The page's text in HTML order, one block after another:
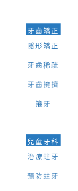
牙齒矯正
隱形矯正
牙齒稀疏
牙齒擁擠
箍牙
兒童牙科
治療蛀牙
預防蛀牙